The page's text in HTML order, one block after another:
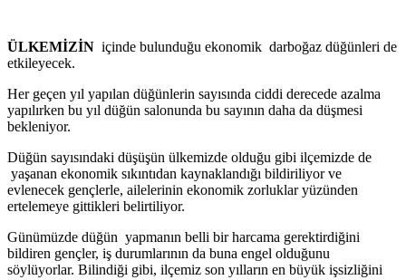
ÜLKEMİZİN içinde bulunduğu ekonomik darboğaz düğünleri de
etkileyecek.
Her geçen yıl yapılan düğünlerin sayısında ciddi derecede azalma
yapılırken bu yıl düğün salonunda bu sayının daha da düşmesi
bekleniyor.
Düğün sayısındaki düşüşün ülkemizde olduğu gibi ilçemizde de
yaşanan ekonomik sıkıntıdan kaynaklandığı bildiriliyor ve
evlenecek gençlerle, ailelerinin ekonomik zorluklar yüzünden
ertelemeye gittikleri belirtiliyor.
Günümüzde düğün yapmanın belli bir harcama gerektirdiğini
bildiren gençler, iş durumlarının da buna engel olduğunu
söylüyorlar. Bilindiği gibi, ilçemiz son yılların en büyük işsizliğini